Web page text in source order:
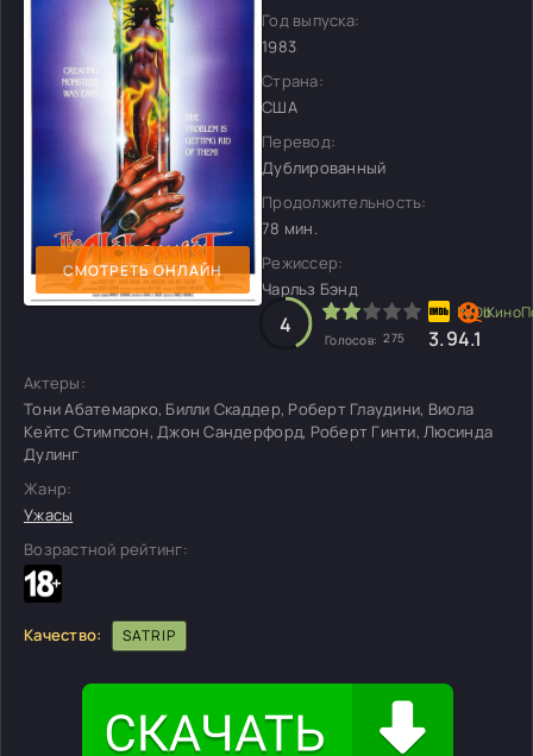
СМОТРЕТЬ ОНЛАЙН
Год выпуска:
1983
Страна:
США
Перевод:
Дублированный
Продолжительность:
78 мин.
Режиссер:
Чарльз Бэнд
4
Голосов: 275 3.94.1
Актеры:
Тони Абатемарко, Билли Скаддер, Роберт Глаудини, Виола
Кейтс Стимпсон, Джон Сандерфорд, Роберт Гинти, Люсинда
Дулинг
Жанр:
Ужасы
Возрастной рейтинг:
Качество: SATRIP